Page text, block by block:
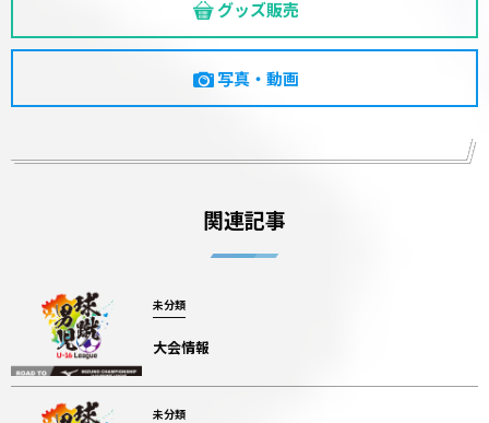
グッズ販売
写真・動画
関連記事
未分類
大会情報
未分類